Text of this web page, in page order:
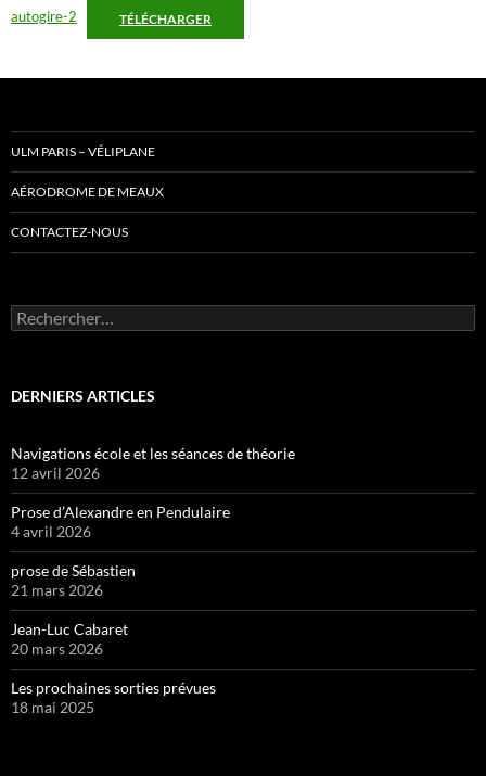
autogire-2 TÉLÉCHARGER
ULM PARIS – VÉLIPLANE
AÉRODROME DE MEAUX
CONTACTEZ-NOUS
Rechercher :
DERNIERS ARTICLES
Navigations école et les séances de théorie
12 avril 2026
Prose d’Alexandre en Pendulaire
4 avril 2026
prose de Sébastien
21 mars 2026
Jean-Luc Cabaret
20 mars 2026
Les prochaines sorties prévues
18 mai 2025